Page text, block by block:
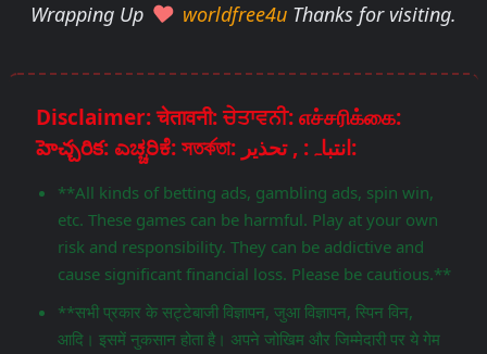
Wrapping Up worldfree4u Thanks for visiting.
Disclaimer: चेतावनी: ਚੇਤਾਵਨੀ: எச்சரிக்கை:
హెచ్చరిక: ಎಚ್ಚರಿಕೆ: সতর্কতা: انتباہ: , تحذير:
**All kinds of betting ads, gambling ads, spin win,
etc. These games can be harmful. Play at your own
risk and responsibility. They can be addictive and
cause significant financial loss. Please be cautious.**
**सभी प्रकार के सट्टेबाजी विज्ञापन, जुआ विज्ञापन, स्पिन विन,
आदि। इसमें नुकसान होता है। अपने जोखिम और जिम्मेदारी पर ये गेम